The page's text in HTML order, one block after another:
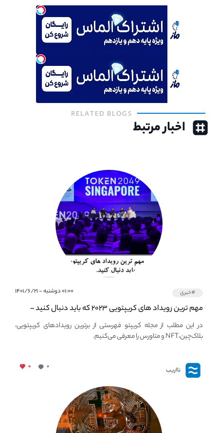
RELATED BLOGS
اخبار مرتبط
#خبری ۰۱:۰۰ دوشنبه - ۱۴۰۱/۶/۲۱
مهم ترین رویداد های کریپتویی ۲۰۲۳ که باید دنبال کنید –
معرفی بهترین رویداد های جهانی
در این مطلب از مجله کریپتو فهرستی از برترین رویدادهای کریپتویی،
بلاک‌چین،NFT و متاورس را معرفی می‌کنیم.
نااریب ۰ ۰